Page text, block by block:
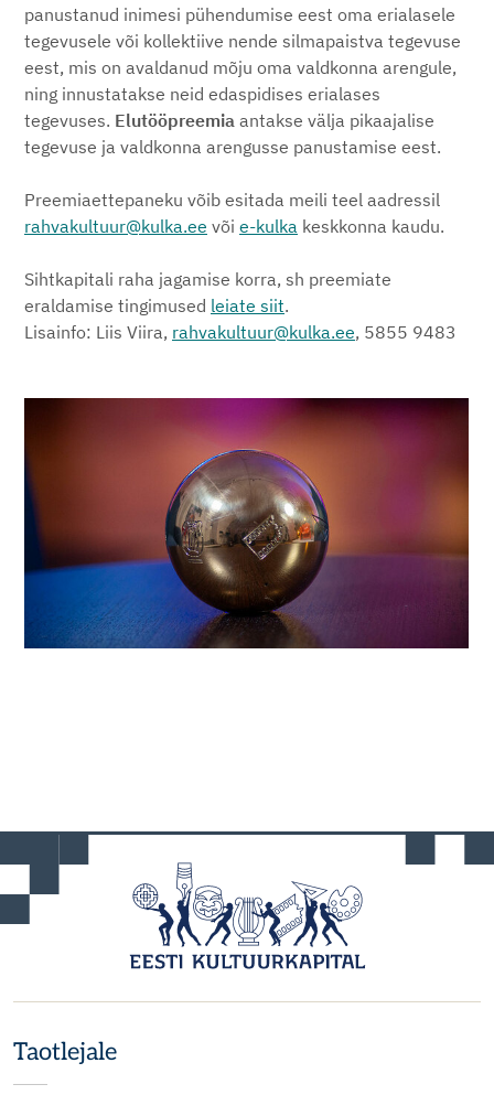
panustanud inimesi pühendumise eest oma erialasele
tegevusele või kollektiive nende silmapaistva tegevuse
eest, mis on avaldanud mõju oma valdkonna arengule,
ning innustatakse neid edaspidises erialases
tegevuses. Elutööpreemia antakse välja pikaajalise
tegevuse ja valdkonna arengusse panustamise eest.
Preemiaettepaneku võib esitada meili teel aadressil
rahvakultuur@kulka.ee või e-kulka keskkonna kaudu.
Sihtkapitali raha jagamise korra, sh preemiate
eraldamise tingimused leiate siit.
Lisainfo: Liis Viira, rahvakultuur@kulka.ee, 5855 9483
Taotlejale